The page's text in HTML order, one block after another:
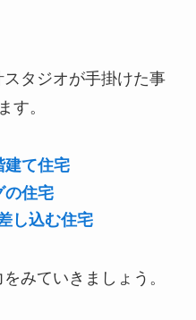
タジオが手掛けた事
す。
建て住宅
の住宅
し込む住宅
みていきましょう。